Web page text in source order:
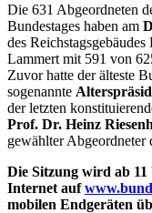
Die 631 Abgeordneten
Bundestages haben am
des
Lammert mit 591 von
Zuvor hatte der älteste
sogenannte
der letzten
Prof. Dr. Heinz
gewählter Abgeordneter
Die Sitzung wird ab
Internet auf
mobilen Endgeräten